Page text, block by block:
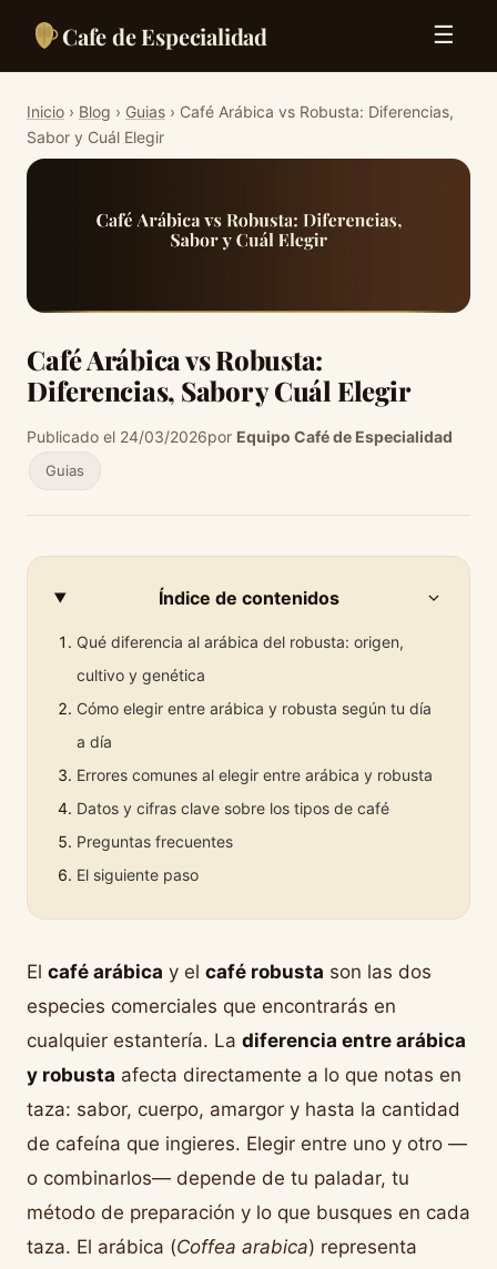
Cafe de Especialidad ☰
Inicio › Blog › Guias › Café Arábica vs Robusta: Diferencias,
Sabor y Cuál Elegir
Café Arábica vs Robusta:
Diferencias, Sabor y Cuál Elegir
Publicado el 24/03/2026por Equipo Café de Especialidad
Guias
Índice de contenidos
Qué diferencia al arábica del robusta: origen,
cultivo y genética
Cómo elegir entre arábica y robusta según tu día
a día
Errores comunes al elegir entre arábica y robusta
Datos y cifras clave sobre los tipos de café
Preguntas frecuentes
El siguiente paso
El café arábica y el café robusta son las dos
especies comerciales que encontrarás en
cualquier estantería. La diferencia entre arábica
y robusta afecta directamente a lo que notas en
taza: sabor, cuerpo, amargor y hasta la cantidad
de cafeína que ingieres. Elegir entre uno y otro —
o combinarlos— depende de tu paladar, tu
método de preparación y lo que busques en cada
taza. El arábica (Coffea arabica) representa